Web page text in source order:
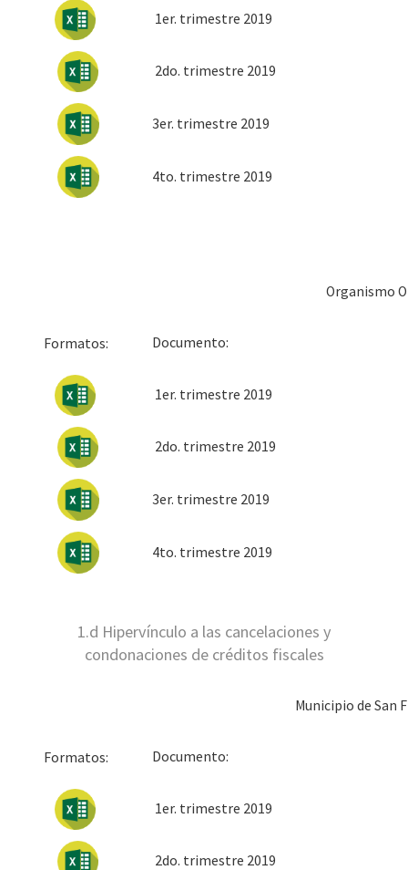
1er. trimestre 2019
2do. trimestre 2019
3er. trimestre 2019
4to. trimestre 2019
Organismo
Formatos:
1er. trimestre 2019
2do. trimestre 2019
3er. trimestre 2019
4to. trimestre 2019
1.d Hipervínculo a las cancelaciones y
condonaciones de créditos fiscales
Municipio de San
Formatos:
1er. trimestre 2019
2do. trimestre 2019